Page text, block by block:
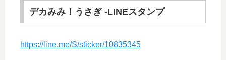
デカみみ！うさぎ -LINEスタンプ
https://line.me/S/sticker/10835345